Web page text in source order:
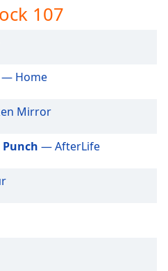
107
— Home
Mirror
— AfterLife